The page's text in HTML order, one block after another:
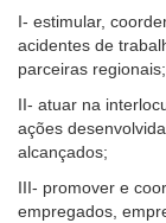
I- estimular,
acidentes de
parceiras regionais;
II- atuar na
ações
alcançados;
III- promover e
empregados,